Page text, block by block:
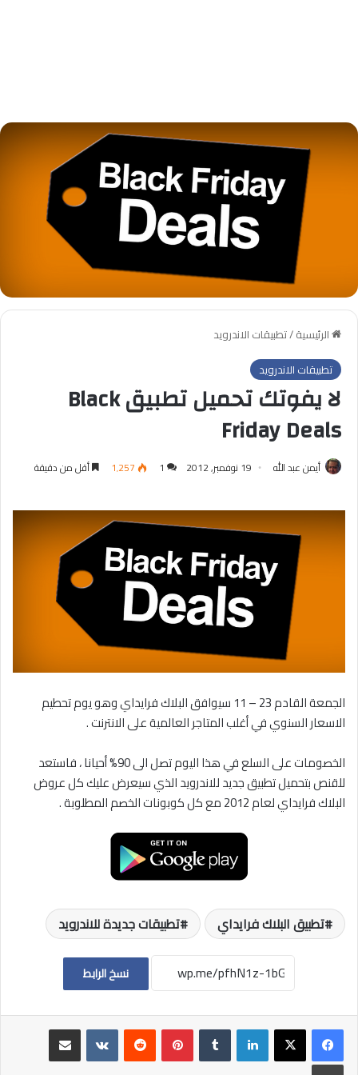
الرئيسية/تطبيقات الاندرويد
تطبيقات الاندرويد
لا يفوتك تحميل تطبيق Black
Friday Deals
أيمن عبد الله 19 نوفمبر, 2012 1 1٬257 أقل من دقيقة
الجمعة القادم 23 – 11 سيوافق البلاك فرايداي وهو يوم تحطيم
الاسعار السنوي في أغلب المتاجر العالمية على الانترنت .
الخصومات على السلع في هذا اليوم تصل الى 90% أحيانا ، فاستعد
للقنص بتحميل تطبيق جديد للاندرويد الذي سيعرض عليك كل عروض
البلاك فرايداي لعام 2012 مع كل كوبونات الخصم المطلوبة .
تطبيق البلاك فرايداي تطبيقات جديدة للاندرويد
نسخ الرابط
لينكدإن بينتيريست
مشاركة عبر البريد
طباعة